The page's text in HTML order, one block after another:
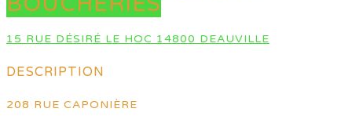
15 RUE DÉSIRÉ LE HOC 14800 DEAUVILLE
DESCRIPTION
208 RUE CAPONIÈRE